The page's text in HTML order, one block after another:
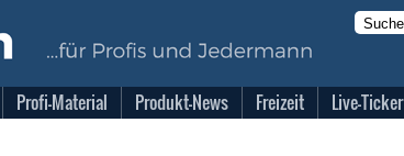
Profi-Material Produkt-News Freizeit Live-Ticker